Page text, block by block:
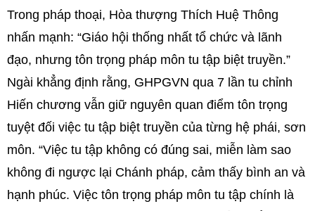
Trong pháp thoại, Hòa thượng Thích Huệ Thông
nhấn mạnh: “Giáo hội thống nhất tổ chức và lãnh
đạo, nhưng tôn trọng pháp môn tu tập biệt truyền.”
Ngài khẳng định rằng, GHPGVN qua 7 lần tu chỉnh
Hiến chương vẫn giữ nguyên quan điểm tôn trọng
tuyệt đối việc tu tập biệt truyền của từng hệ phái, sơn
môn. “Việc tu tập không có đúng sai, miễn làm sao
không đi ngược lại Chánh pháp, cảm thấy bình an và
hạnh phúc. Việc tôn trọng pháp môn tu tập chính là